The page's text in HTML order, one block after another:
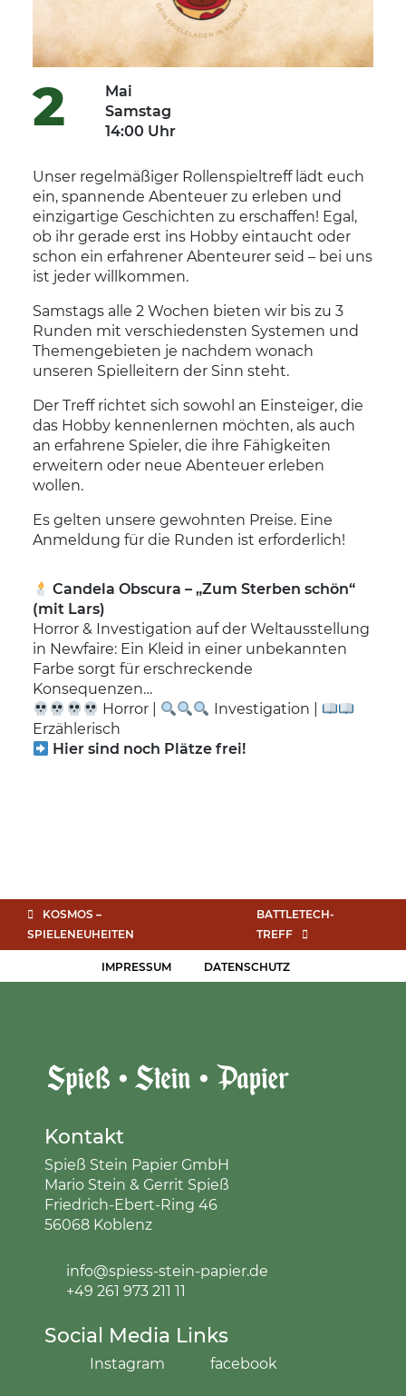
2
Mai
Samstag
14:00 Uhr
Unser regelmäßiger Rollenspieltreff lädt euch
ein, spannende Abenteuer zu erleben und
einzigartige Geschichten zu erschaffen! Egal,
ob ihr gerade erst ins Hobby eintaucht oder
schon ein erfahrener Abenteurer seid – bei uns
ist jeder willkommen.
Samstags alle 2 Wochen bieten wir bis zu 3
Runden mit verschiedensten Systemen und
Themengebieten je nachdem wonach
unseren Spielleitern der Sinn steht.
Der Treff richtet sich sowohl an Einsteiger, die
das Hobby kennenlernen möchten, als auch
an erfahrene Spieler, die ihre Fähigkeiten
erweitern oder neue Abenteuer erleben
wollen.
Es gelten unsere gewohnten Preise. Eine
Anmeldung für die Runden ist erforderlich!
Candela Obscura – „Zum Sterben schön“
(mit Lars)
Horror & Investigation auf der Weltausstellung
in Newfaire: Ein Kleid in einer unbekannten
Farbe sorgt für erschreckende
Konsequenzen…
Horror |
Investigation |
Erzählerisch
Hier sind noch Plätze frei!
KOSMOS –
SPIELENEUHEITEN
BATTLETECH-
TREFF
IMPRESSUM DATENSCHUTZ
Kontakt
Spieß Stein Papier GmbH
Mario Stein & Gerrit Spieß
Friedrich-Ebert-Ring 46
56068 Koblenz
info@spiess-stein-papier.de
+49 261 973 211 11
Social Media Links
Instagram facebook